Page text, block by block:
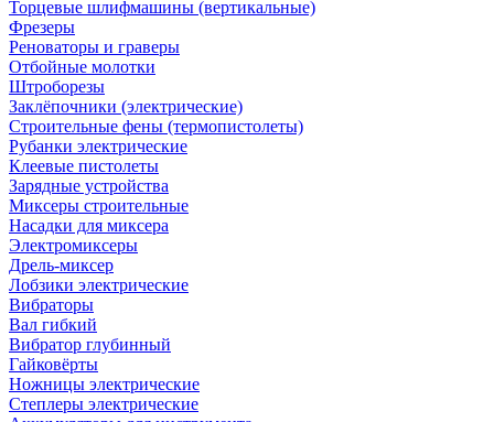
Торцевые шлифмашины (вертикальные)
Фрезеры
Реноваторы и граверы
Отбойные молотки
Штроборезы
Заклёпочники (электрические)
Строительные фены (термопистолеты)
Рубанки электрические
Клеевые пистолеты
Зарядные устройства
Миксеры строительные
Насадки для миксера
Электромиксеры
Дрель-миксер
Лобзики электрические
Вибраторы
Вал гибкий
Вибратор глубинный
Гайковёрты
Ножницы электрические
Степлеры электрические